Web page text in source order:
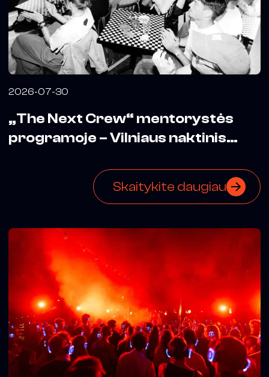
2026-07-30
„The Next Crew“ mentorystės
programoje – Vilniaus naktinis
Skaitykite daugiau